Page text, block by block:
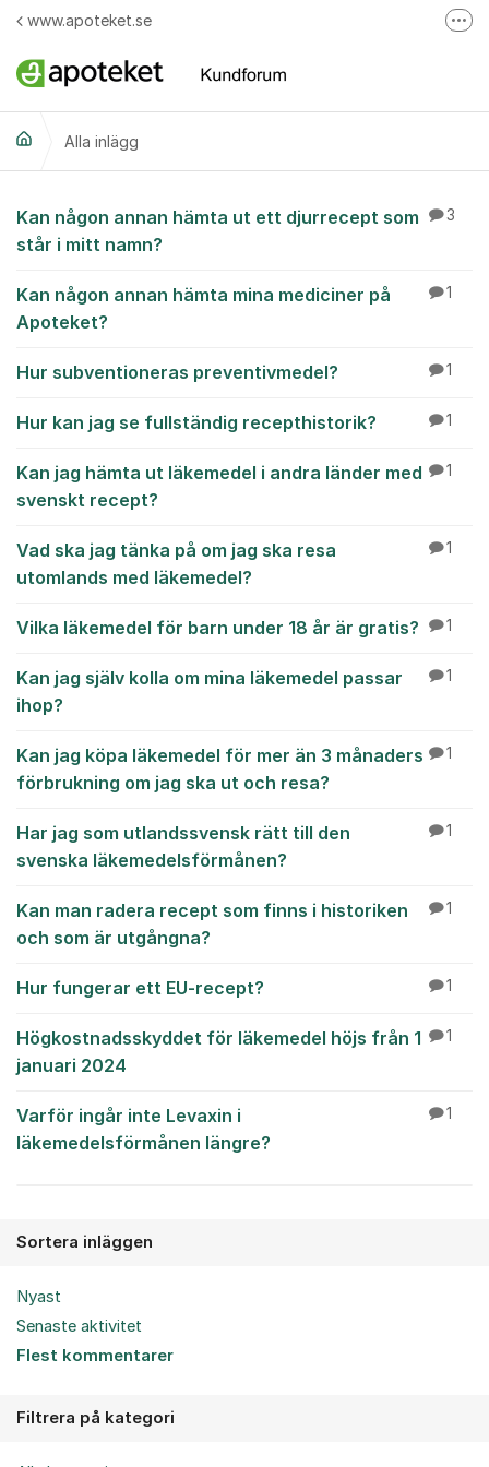
Hoppa till innehåll
www.apoteket.se
Alla inlägg
Alla inlägg
Kan någon annan hämta ut ett djurrecept som
står i mitt namn?
3
Kan någon annan hämta mina mediciner på
Apoteket?
1
Hur subventioneras preventivmedel? 1
Hur kan jag se fullständig recepthistorik? 1
Kan jag hämta ut läkemedel i andra länder med
svenskt recept?
1
Vad ska jag tänka på om jag ska resa
utomlands med läkemedel?
1
Vilka läkemedel för barn under 18 år är gratis? 1
Kan jag själv kolla om mina läkemedel passar
ihop?
1
Kan jag köpa läkemedel för mer än 3 månaders
förbrukning om jag ska ut och resa?
1
Har jag som utlandssvensk rätt till den
svenska läkemedelsförmånen?
1
Kan man radera recept som finns i historiken
och som är utgångna?
1
Hur fungerar ett EU-recept? 1
Högkostnadsskyddet för läkemedel höjs från 1
januari 2024
1
Varför ingår inte Levaxin i
läkemedelsförmånen längre?
1
Sortera inläggen
Nyast
Senaste aktivitet
Flest kommentarer
Filtrera på kategori